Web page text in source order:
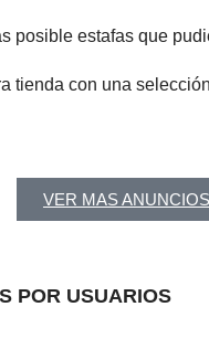
posible estafas que
tienda con una
VER MAS ANUNCIOS
POR USUARIOS